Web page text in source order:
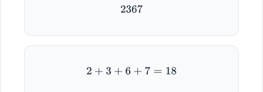
2367
2+3+6 +7 =18